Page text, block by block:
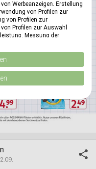

Werbeanzeigen. Erstellung
von Profilen zur
von Profilen zur
Profilen zur Auswahl
Messung der
Quellen. Entwicklung und
Daten zur Auswahl
weitergegeben und in die